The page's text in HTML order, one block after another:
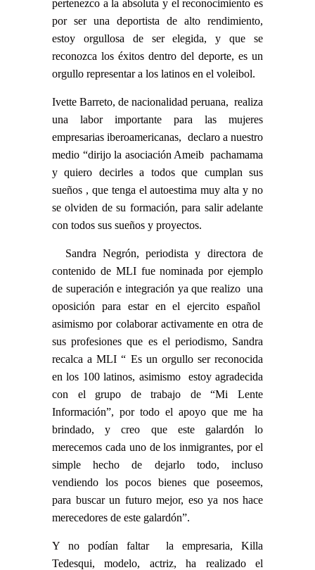
pertenezco a la absoluta y el reconocimiento es
por ser una deportista de alto rendimiento,
estoy orgullosa de ser elegida, y que se
reconozca los éxitos dentro del deporte, es un
orgullo representar a los latinos en el voleibol.
Ivette Barreto, de nacionalidad peruana, realiza
una labor importante para las mujeres
empresarias iberoamericanas, declaro a nuestro
medio “dirijo la asociación Ameib pachamama
y quiero decirles a todos que cumplan sus
sueños , que tenga el autoestima muy alta y no
se olviden de su formación, para salir adelante
con todos sus sueños y proyectos.
Sandra Negrón, periodista y directora de
contenido de MLI fue nominada por ejemplo
de superación e integración ya que realizo una
oposición para estar en el ejercito español
asimismo por colaborar activamente en otra de
sus profesiones que es el periodismo, Sandra
recalca a MLI “ Es un orgullo ser reconocida
en los 100 latinos, asimismo estoy agradecida
con el grupo de trabajo de “Mi Lente
Información”, por todo el apoyo que me ha
brindado, y creo que este galardón lo
merecemos cada uno de los inmigrantes, por el
simple hecho de dejarlo todo, incluso
vendiendo los pocos bienes que poseemos,
para buscar un futuro mejor, eso ya nos hace
merecedores de este galardón”.
Y no podían faltar la empresaria, Killa
Tedesqui, modelo, actriz, ha realizado el